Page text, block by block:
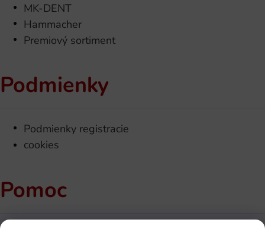
MK-DENT
Hammacher
Premiový sortiment
Podmienky
Podmienky registracie
cookies
Pomoc